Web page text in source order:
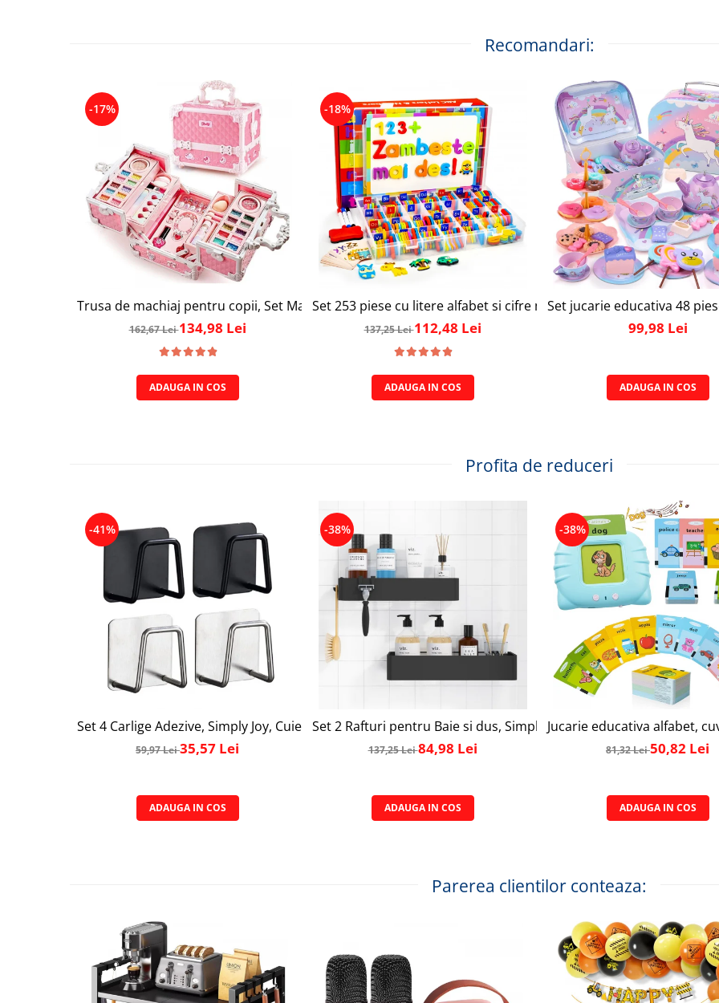
Recomandari:
-17%
Trusa de machiaj pentru copii, Set Make-Up Simply Joy, cu 47 de elemente pentru make-up, rujuri,
162,67 Lei134,98 Lei
ADAUGA IN COS
-18%
Set 253 piese cu litere alfabet si cifre magnetice, 1 tabla
137,25 Lei112,48 Lei
ADAUGA IN COS
Set jucarie educativa 48
99,98 Lei
ADAUGA IN COS
Profita de reduceri
-41%
Set 4 Carlige Adezive, Simply Joy, Cuier pentru Prosoape din Otel Inoxidabil, Montare Usoara fara
59,97 Lei35,57 Lei
ADAUGA IN COS
-38%
Set 2 Rafturi pentru Baie si dus, Simply Joy, din Otel Inoxidabil, cu
137,25 Lei84,98 Lei
ADAUGA IN COS
-38%
Jucarie educativa alfabet,
81,32 Lei50,82 Lei
ADAUGA IN COS
Parerea clientilor conteaza: